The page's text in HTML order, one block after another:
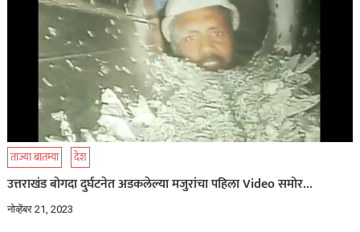
ताज्या बातम्या देश
उत्तराखंड बोगदा दुर्घटनेत अडकलेल्या मजुरांचा पहिला Video समोर…
नोव्हेंबर 21, 2023